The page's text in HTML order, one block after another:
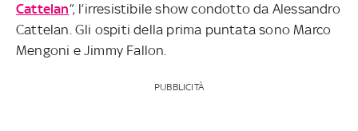
Cattelan”, l’irresistibile show condotto da Alessandro
Cattelan. Gli ospiti della prima puntata sono Marco
Mengoni e Jimmy Fallon.
PUBBLICITÀ